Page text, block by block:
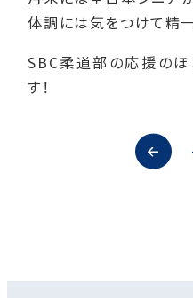
体調には気をつけて精
SBC柔道部の応援のほ
す！